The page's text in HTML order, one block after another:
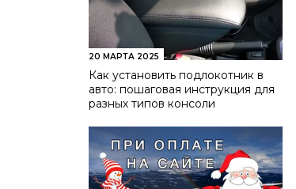
20 МАРТА 2025
Как установить подлокотник в
авто: пошаговая инструкция для
разных типов консоли